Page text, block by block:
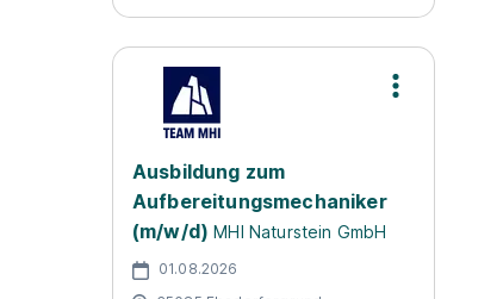
Ausbildung zum
Aufbereitungsmechaniker
(m/w/d) MHI Naturstein GmbH
01.08.2026